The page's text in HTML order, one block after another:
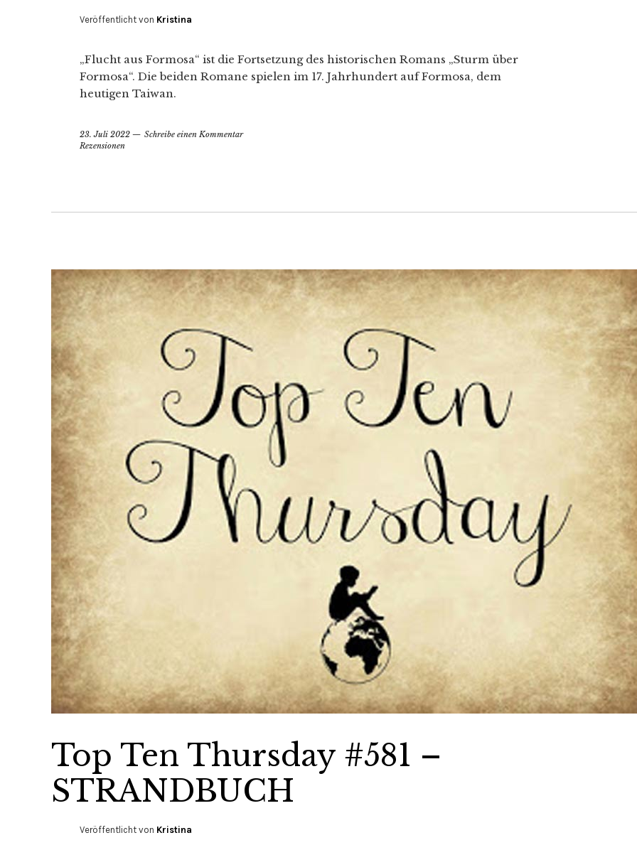
Veröffentlicht von Kristina
„Flucht aus Formosa“ ist die Fortsetzung des historischen Romans „Sturm über
Formosa“. Die beiden Romane spielen im 17. Jahrhundert auf Formosa, dem
heutigen Taiwan.
23. Juli 2022
Schreibe einen Kommentar
Rezensionen
Top Ten Thursday #581 –
STRANDBUCH
Veröffentlicht von Kristina